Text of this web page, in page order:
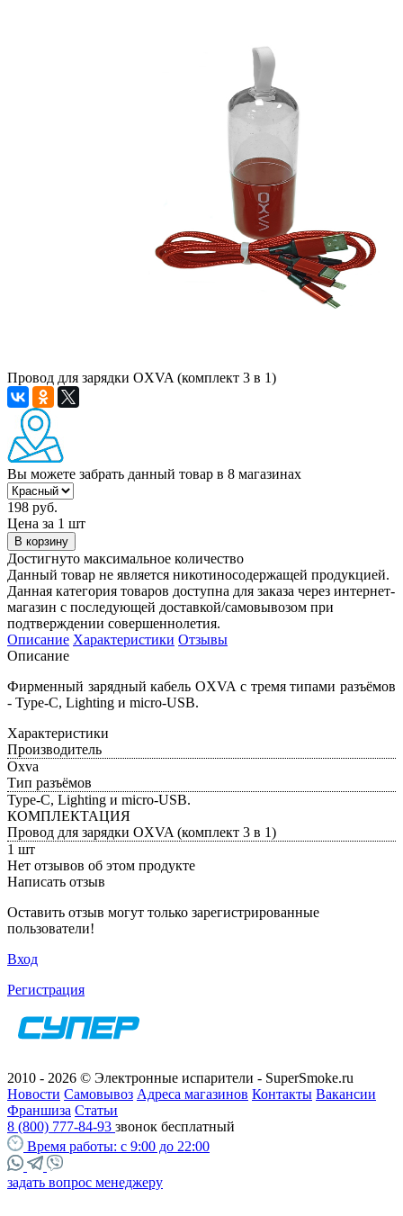
Провод для зарядки OXVA (комплект 3 в 1)
Вы можете забрать данный товар в 8 магазинах
198 руб.
Цена за 1 шт
В корзину
Достигнуто максимальное количество
Данный товар не является никотиносодержащей продукцией.
Данная категория товаров доступна для заказа через интернет-
магазин с последующей доставкой/самовывозом при
подтверждении совершеннолетия.
Описание Характеристики Отзывы
Описание
Фирменный зарядный кабель OXVA с тремя типами разъёмов
- Type-C, Lighting и micro-USB.
Характеристики
Производитель
Oxva
Тип разъёмов
Type-C, Lighting и micro-USB.
КОМПЛЕКТАЦИЯ
Провод для зарядки OXVA (комплект 3 в 1)
1 шт
Нет отзывов об этом продукте
Написать отзыв
Оставить отзыв могут только зарегистрированные
пользователи!
Вход
Регистрация
2010 - 2026 © Электронные испарители - SuperSmoke.ru
Новости Самовывоз Адреса магазинов Контакты Вакансии
Франшиза Статьи
8 (800) 777-84-93 звонок бесплатный
Время работы: с 9:00 до 22:00
задать вопрос менеджеру